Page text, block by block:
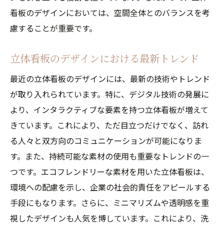
看板のデザインにおいては、空間全体とのバランスを考
慮することが重要です。
立体看板のデザインにおける最新トレンド
最近の立体看板のデザインには、最新の技術やトレンド
が取り入れられています。特に、デジタル技術の発展に
より、インタラクティブな要素を持つ立体看板が増えて
きています。これにより、ただ目立つだけでなく、訪れ
る人々と双方向のコミュニケーションが可能になりま
す。また、持続可能な素材の使用も重要なトレンドの一
つです。エコフレンドリーな素材を用いた立体看板は、
環境への配慮を示し、企業の社会的責任をアピールする
手段にもなります。さらに、ミニマリズムや透明感を重
視したデザインも人気を博しています。これにより、洗